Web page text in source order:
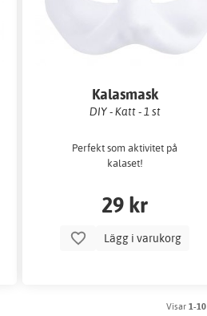
Kalasmask
DIY - Katt - 1 st
Perfekt som aktivitet på
kalaset!
29 kr
Lägg i varukorg
Visar1-10